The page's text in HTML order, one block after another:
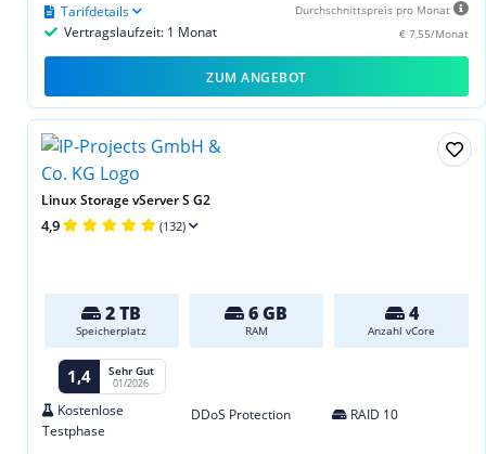
Durchschnittspreis pro Monat
€ 7,55/Monat
Vertragslaufzeit: 1 Monat
Tarifdetails
ZUM ANGEBOT
Linux Storage vServer S G2
4,9 (132)
2 TB
Speicherplatz
6 GB
RAM
4
Anzahl vCore
1,4 Sehr Gut
01/2026
Kostenlose
Testphase
DDoS Protection RAID 10